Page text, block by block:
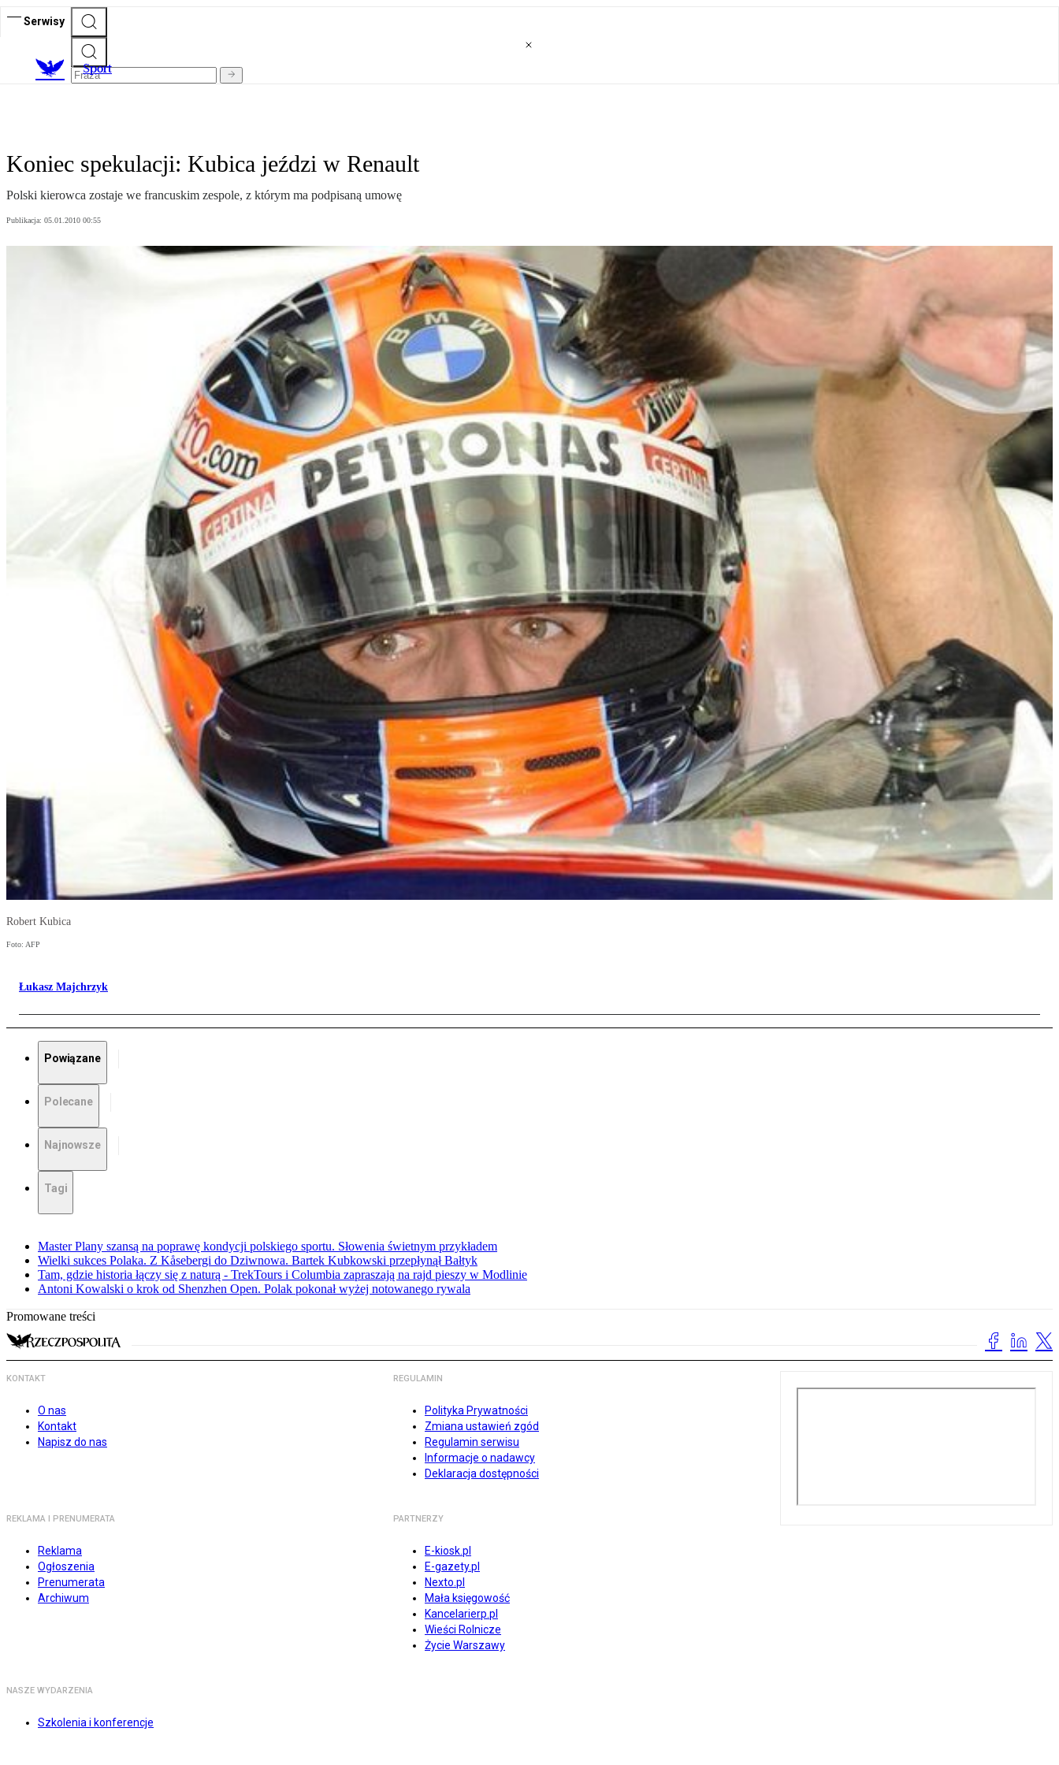
Serwisy
Sport
Koniec spekulacji: Kubica jeździ w Renault
Polski kierowca zostaje we francuskim zespole, z którym ma podpisaną umowę
Publikacja: 05.01.2010 00:55
Robert Kubica
Foto: AFP
Łukasz Majchrzyk
Powiązane
Polecane
Najnowsze
Tagi
Master Plany szansą na poprawę kondycji polskiego sportu. Słowenia świetnym przykładem
Wielki sukces Polaka. Z Kåsebergi do Dziwnowa. Bartek Kubkowski przepłynął Bałtyk
Tam, gdzie historia łączy się z naturą - TrekTours i Columbia zapraszają na rajd pieszy w Modlinie
Antoni Kowalski o krok od Shenzhen Open. Polak pokonał wyżej notowanego rywala
Promowane treści
KONTAKT
O nas
Kontakt
Napisz do nas
REGULAMIN
Polityka Prywatności
Zmiana ustawień zgód
Regulamin serwisu
Informacje o nadawcy
Deklaracja dostępności
REKLAMA I PRENUMERATA
Reklama
Ogłoszenia
Prenumerata
Archiwum
PARTNERZY
E-kiosk.pl
E-gazety.pl
Nexto.pl
Mała księgowość
Kancelarierp.pl
Wieści Rolnicze
Życie Warszawy
NASZE WYDARZENIA
Szkolenia i konferencje